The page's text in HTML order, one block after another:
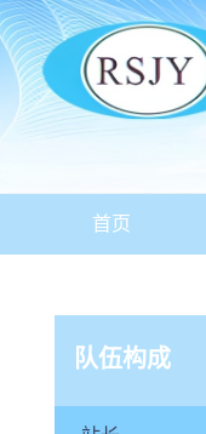
首页
队伍构成